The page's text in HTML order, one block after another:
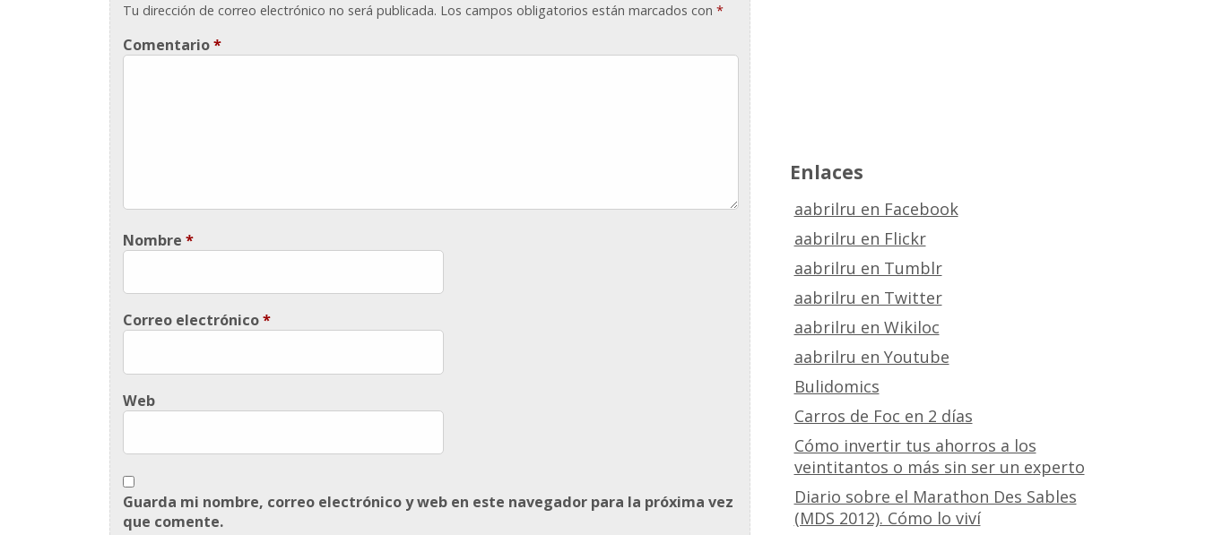
Tu dirección de correo electrónico no será publicada. Los campos obligatorios están marcados con*
Comentario*
Nombre*
Correo electrónico*
Web
Guarda mi nombre, correo electrónico y web en este navegador para la próxima vez
que comente.
Enlaces
aabrilru en Facebook
aabrilru en Flickr
aabrilru en Tumblr
aabrilru en Twitter
aabrilru en Wikiloc
aabrilru en Youtube
Bulidomics
Carros de Foc en 2 días
Cómo invertir tus ahorros a los
veintitantos o más sin ser un experto
Diario sobre el Marathon Des Sables
(MDS 2012). Cómo lo viví